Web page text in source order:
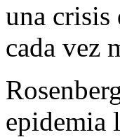
una crisis
cada vez
epidemia